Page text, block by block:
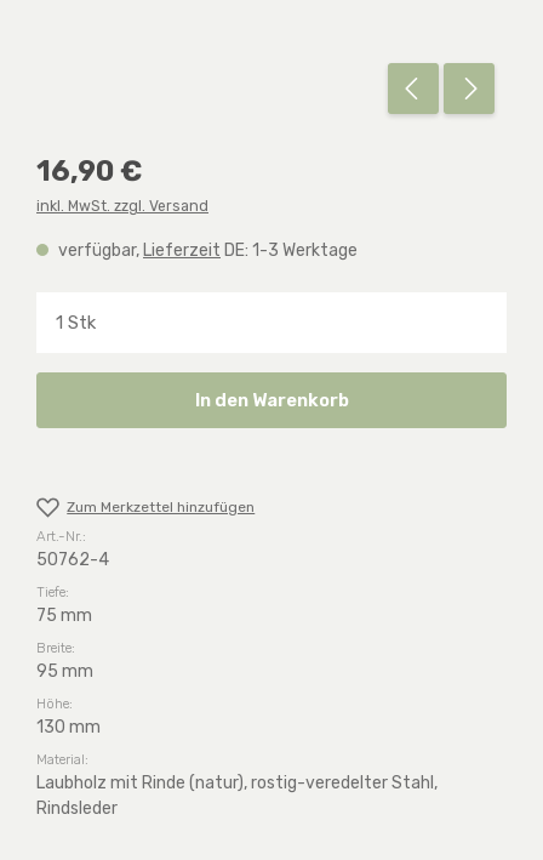
Regulärer Preis:
16,90 €
inkl. MwSt. zzgl. Versand
verfügbar, Lieferzeit DE: 1-3 Werktage
In den Warenkorb
Zum Merkzettel hinzufügen
Art.-Nr.:
50762-4
Tiefe:
75 mm
Breite:
95 mm
Höhe:
130 mm
Material:
Laubholz mit Rinde (natur), rostig-veredelter Stahl,
Rindsleder